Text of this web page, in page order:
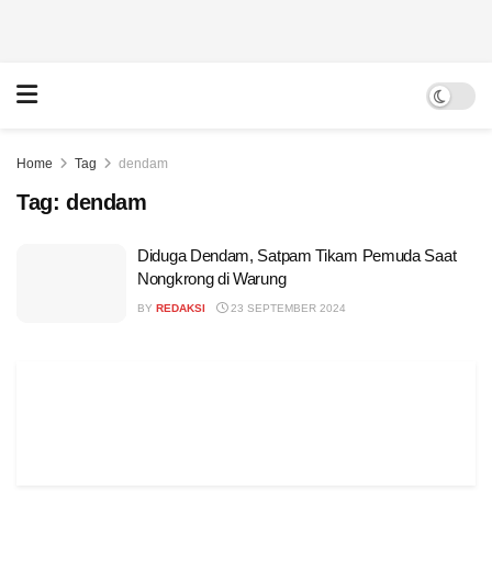
Home Tag dendam
Tag: dendam
Diduga Dendam, Satpam Tikam Pemuda Saat
Nongkrong di Warung
BY REDAKSI 23 SEPTEMBER 2024